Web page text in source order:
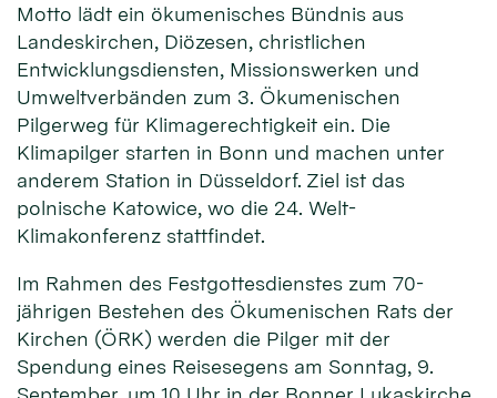
Motto lädt ein ökumenisches Bündnis aus
Landeskirchen, Diözesen, christlichen
Entwicklungsdiensten, Missionswerken und
Umweltverbänden zum 3. Ökumenischen
Pilgerweg für Klimagerechtigkeit ein. Die
Klimapilger starten in Bonn und machen unter
anderem Station in Düsseldorf. Ziel ist das
polnische Katowice, wo die 24. Welt-
Klimakonferenz stattfindet.
Im Rahmen des Festgottesdienstes zum 70-
jährigen Bestehen des Ökumenischen Rats der
Kirchen (ÖRK) werden die Pilger mit der
Spendung eines Reisesegens am Sonntag, 9.